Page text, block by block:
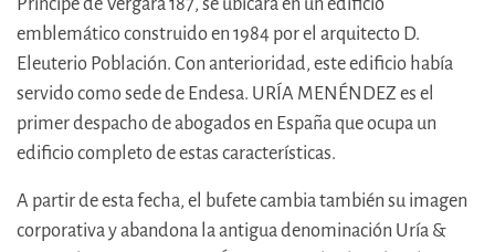
Príncipe de Vergara 187, se ubicará en un edificio
emblemático construido en 1984 por el arquitecto D.
Eleuterio Población. Con anterioridad, este edificio había
servido como sede de Endesa. URÍA MENÉNDEZ es el
primer despacho de abogados en España que ocupa un
edificio completo de estas características.
A partir de esta fecha, el bufete cambia también su imagen
corporativa y abandona la antigua denominación Uría &